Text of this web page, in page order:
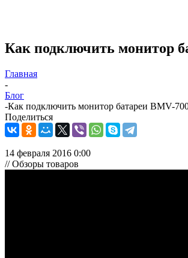
Как подключить монитор
Главная
-
Блог
-Как подключить монитор батареи BMV-
Поделиться
14 февраля 2016 0:00
// Обзоры товаров